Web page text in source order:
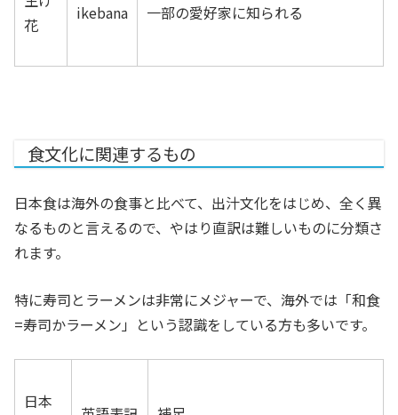
花
ikebana 一部の愛好家に知られる
食文化に関連するもの
日本食は海外の食事と比べて、出汁文化をはじめ、全く異
なるものと言えるので、やはり直訳は難しいものに分類さ
れます。
特に寿司とラーメンは非常にメジャーで、海外では「和食
=寿司かラーメン」という認識をしている方も多いです。
日本